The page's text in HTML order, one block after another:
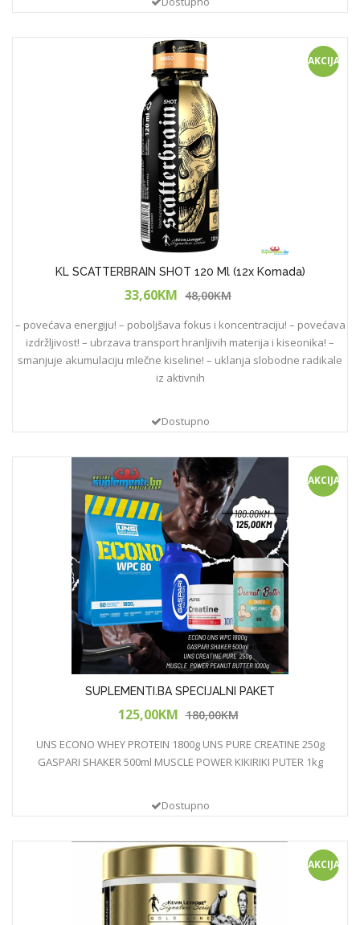
AKCIJA!
KL SCATTERBRAIN SHOT 120 Ml (12x Komada)
33,60KM 48,00KM
– povećava energiju! – poboljšava fokus i koncentraciju! – povećava
izdržljivost! – ubrzava transport hranljivih materija i kiseonika! –
smanjuje akumulaciju mlečne kiseline! – uklanja slobodne radikale
iz aktivnih
Dostupno
AKCIJA!
SUPLEMENTI.BA SPECIJALNI PAKET
125,00KM 180,00KM
UNS ECONO WHEY PROTEIN 1800g UNS PURE CREATINE 250g
GASPARI SHAKER 500ml MUSCLE POWER KIKIRIKI PUTER 1kg
Dostupno
AKCIJA